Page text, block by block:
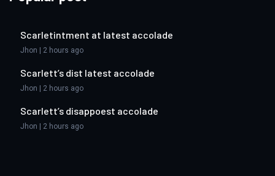
Scarletintment at latest accolade
Jhon | 2 hours ago
Scarlett’s dist latest accolade
Jhon | 2 hours ago
Scarlett’s disappoest accolade
Jhon | 2 hours ago